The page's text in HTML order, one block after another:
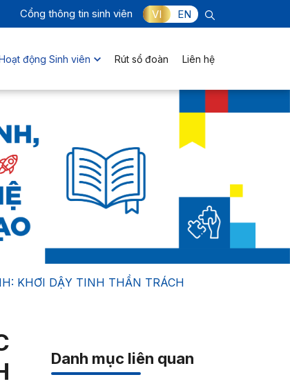
Cổng thông tin sinh viên VI EN
động Sinh viên Rút sổ đoàn Liên hệ
KHƠI DẬY TINH THẦN TRÁCH
Danh mục liên quan